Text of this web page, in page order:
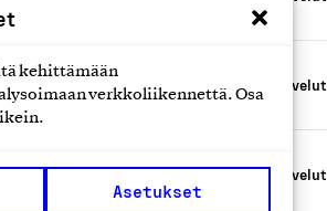
kehittämään
verkkoliikennettä. Osa
Asetukset
Verkkokauppapalvelut
Verkkokauppapalvelut